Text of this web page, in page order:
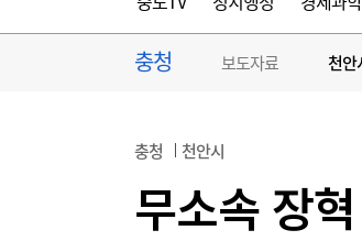
충청 보도자료 천안
충청 천안시
무소속 장